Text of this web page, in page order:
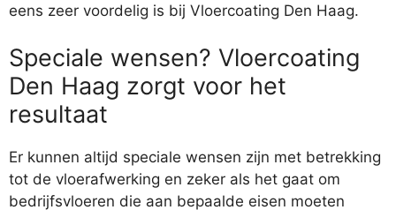
eens zeer voordelig is bij Vloercoating Den Haag.
Speciale wensen? Vloercoating
Den Haag zorgt voor het
resultaat
Er kunnen altijd speciale wensen zijn met betrekking
tot de vloerafwerking en zeker als het gaat om
bedrijfsvloeren die aan bepaalde eisen moeten